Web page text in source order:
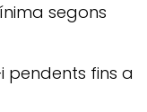
segons
pendents fins a